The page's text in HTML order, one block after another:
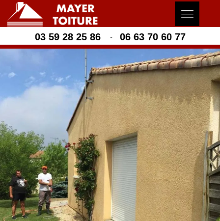
03 59 28 25 86 - 06 63 70 60 77